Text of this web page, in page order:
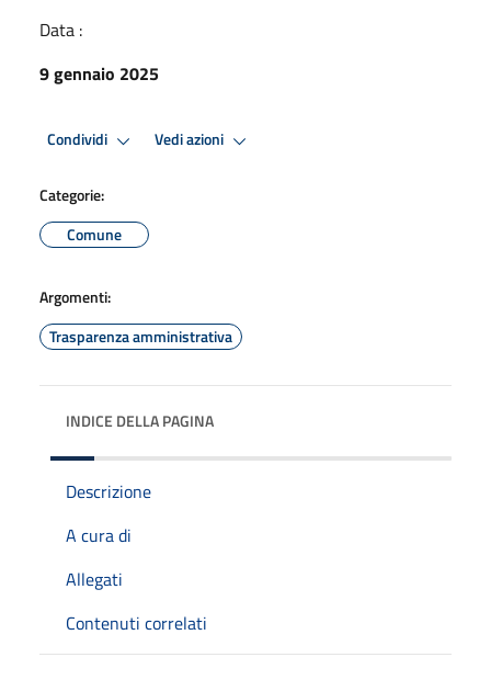
Data :
9 gennaio 2025
Condividi Vedi azioni
Categorie:
Comune
Argomenti:
Trasparenza amministrativa
INDICE DELLA PAGINA
Descrizione
A cura di
Allegati
Contenuti correlati